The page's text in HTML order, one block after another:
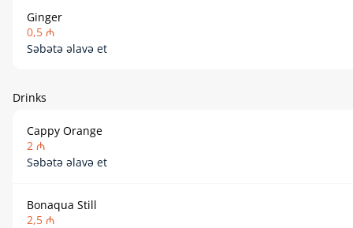
Ginger
0,5 ₼
Səbətə əlavə et
Drinks
Cappy Orange
2 ₼
Səbətə əlavə et
Bonaqua Still
2,5 ₼